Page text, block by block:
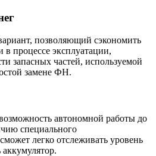
позволяющий сэкономить
в процессе эксплуатации,
запасных частей, используемой
замене ФН.
автономной работы до
специального
легко отслеживать уровень
аккумулятор.